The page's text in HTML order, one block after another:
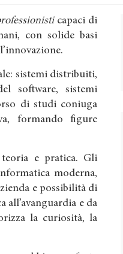
capaci di
con solide basi
sistemi distribuiti,
software, sistemi
di studi coniuga
formando figure
e pratica. Gli
moderna,
e possibilità di
all’avanguardia e da
la curiosità, la